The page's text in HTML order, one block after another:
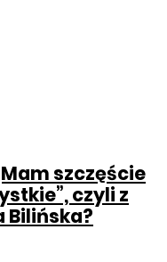
szczęście
czyli z
Bilińska?